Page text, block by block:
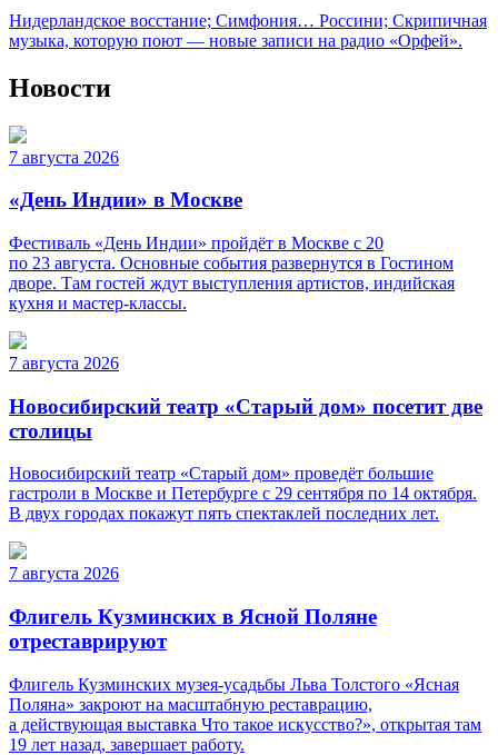
Нидерландское восстание; Симфония… Россини; Скрипичная
музыка, которую поют — новые записи на радио «Орфей».
Новости
7 августа 2026
«День Индии» в Москве
Фестиваль «День Индии» пройдёт в Москве с 20
по 23 августа. Основные события развернутся в Гостином
дворе. Там гостей ждут выступления артистов, индийская
кухня и мастер-классы.
7 августа 2026
Новосибирский театр «Старый дом» посетит две
столицы
Новосибирский театр «Старый дом» проведёт большие
гастроли в Москве и Петербурге с 29 сентября по 14 октября.
В двух городах покажут пять спектаклей последних лет.
7 августа 2026
Флигель Кузминских в Ясной Поляне
отреставрируют
Флигель Кузминских музея-усадьбы Льва Толстого «Ясная
Поляна» закроют на масштабную реставрацию,
а действующая выставка Что такое искусство?», открытая там
19 лет назад, завершает работу.